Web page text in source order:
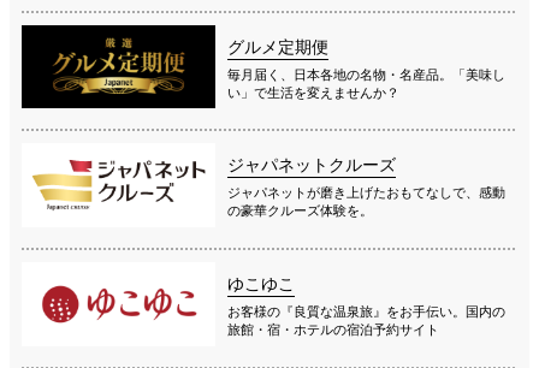
グルメ定期便
毎月届く、日本各地の名物・名産品。「美味し
い」で生活を変えませんか？
ジャパネットクルーズ
ジャパネットが磨き上げたおもてなしで、感動
の豪華クルーズ体験を。
ゆこゆこ
お客様の『良質な温泉旅』をお手伝い。国内の
旅館・宿・ホテルの宿泊予約サイト